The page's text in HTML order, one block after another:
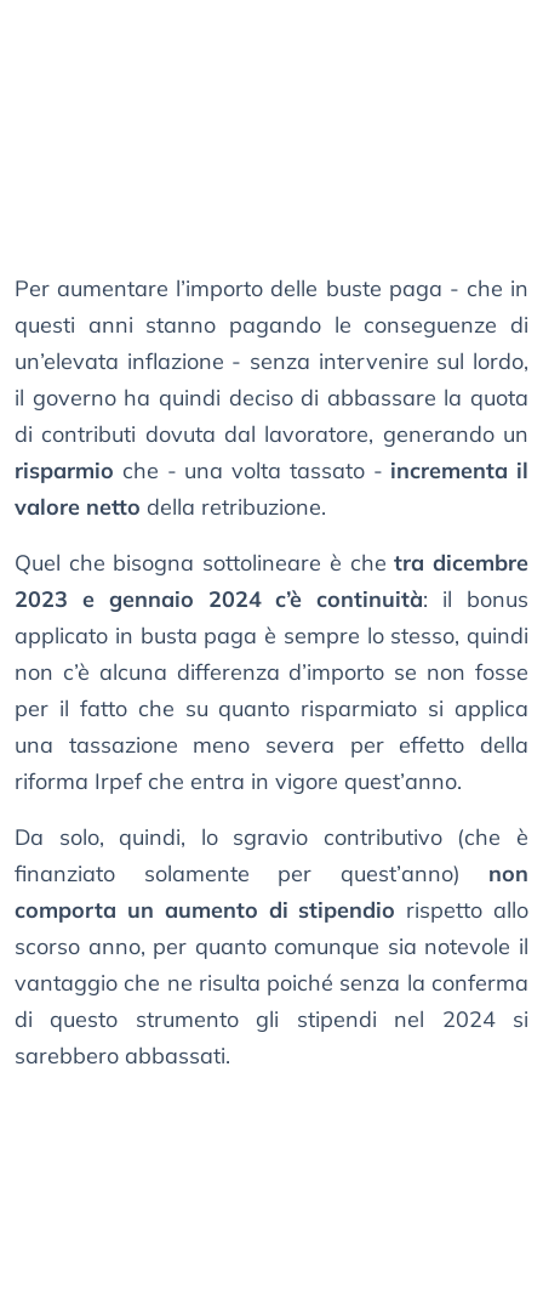
Per aumentare l’importo delle buste paga - che in
questi anni stanno pagando le conseguenze di
un’elevata inflazione - senza intervenire sul lordo,
il governo ha quindi deciso di abbassare la quota
di contributi dovuta dal lavoratore, generando un
risparmio che - una volta tassato - incrementa il
valore netto della retribuzione.
Quel che bisogna sottolineare è chetra dicembre
2023 e gennaio 2024 c’è continuità: il bonus
applicato in busta paga è sempre lo stesso, quindi
non c’è alcuna differenza d’importo se non fosse
per il fatto che su quanto risparmiato si applica
una tassazione meno severa per effetto della
riforma Irpef che entra in vigore quest’anno.
Da solo, quindi, lo sgravio contributivo (che è
finanziato solamente per quest’anno) non
comporta un aumento di stipendio rispetto allo
scorso anno, per quanto comunque sia notevole il
vantaggio che ne risulta poiché senza la conferma
di questo strumento gli stipendi nel 2024 si
sarebbero abbassati.